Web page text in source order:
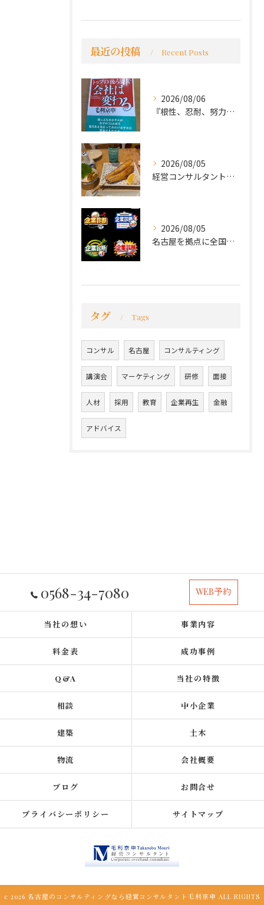
最近の投稿 Recent Posts
2026/08/06
『根性、忍耐、努力という言葉は死語なのか』
2026/08/05
経営コンサルタントのモーちゃん・毛利京申です。
2026/08/05
名古屋を拠点に全国で活動する 経営コンサルタントの 毛利京申...
タグ Tags
コンサル 名古屋 コンサルティング
講演会 マーケティング 研修 面接
人材 採用 教育 企業再生 金融
アドバイス
0568-34-7080 WEB予約
当社の想い 事業内容
料金表 成功事例
Q&A 当社の特徴
相談 中小企業
建築 土木
物流 会社概要
ブログ お問合せ
プライバシーポリシー サイトマップ
c 2026 名古屋のコンサルティングなら経営コンサルタント毛利京申 ALL RIGHTS